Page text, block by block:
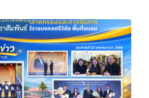
าสัมพันธ์